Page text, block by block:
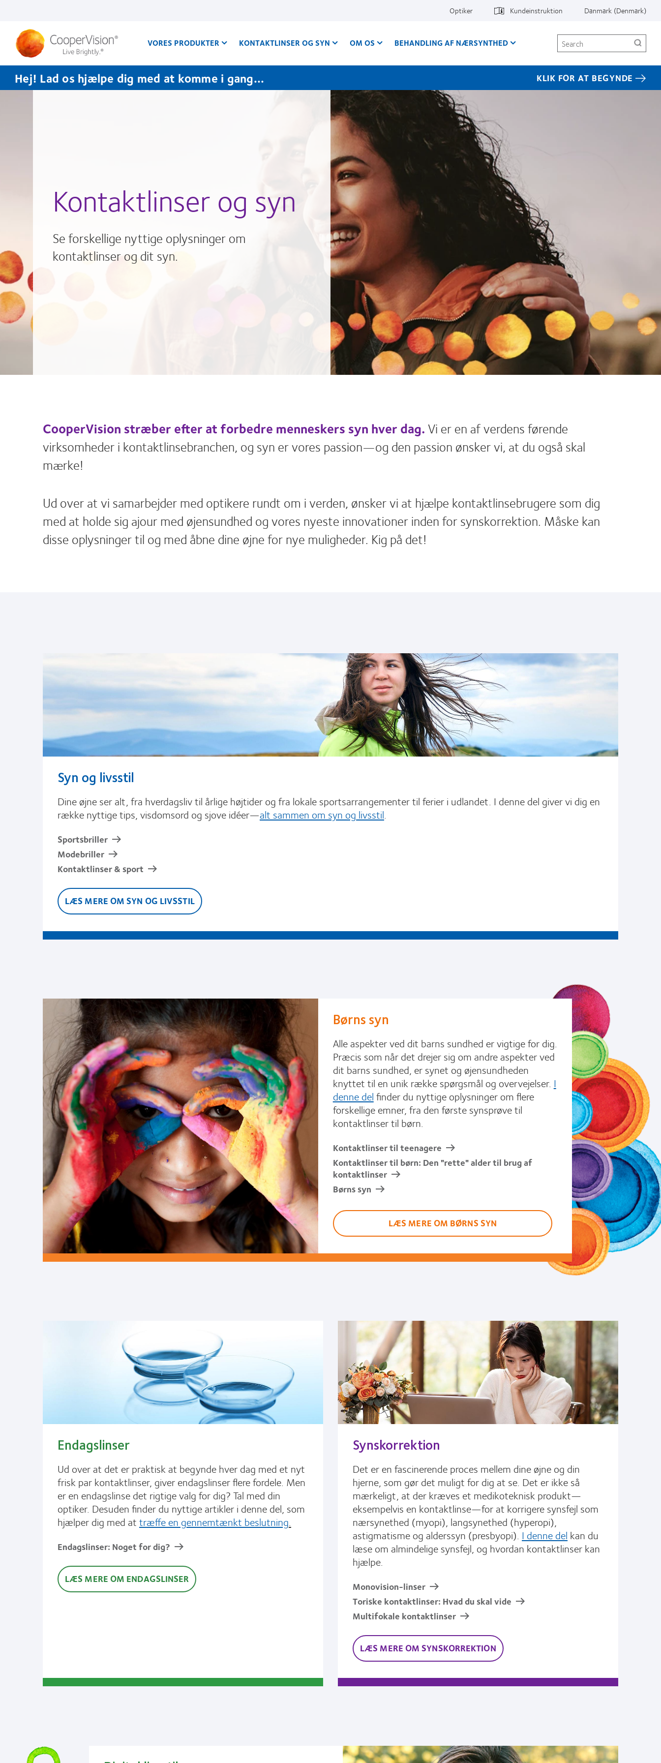
Optiker Kundeinstruktion Danmark (Denmark)
VORES PRODUKTER KONTAKTLINSER OG SYN OM OS BEHANDLING AF NÆRSYNTHED Search
Hej! Lad os hjælpe dig med at komme i gang... KLIK FOR AT BEGYNDE
Kontaktlinser og syn
Se forskellige nyttige oplysninger om
kontaktlinser og dit syn.
CooperVision stræber efter at forbedre menneskers syn hver dag.Vi er en af verdens førende
virksomheder i kontaktlinsebranchen, og syn er vores passion—og den passion ønsker vi, at du også skal
mærke!
Ud over at vi samarbejder med optikere rundt om i verden, ønsker vi at hjælpe kontaktlinsebrugere som dig
med at holde sig ajour med øjensundhed og vores nyeste innovationer inden for synskorrektion. Måske kan
disse oplysninger til og med åbne dine øjne for nye muligheder. Kig på det!
Syn og livsstil
Dine øjne ser alt, fra hverdagsliv til årlige højtider og fra lokale sportsarrangementer til ferier i udlandet. I denne del giver vi dig en
række nyttige tips, visdomsord og sjove idéer—alt sammen om syn og livsstil.
Sportsbriller
Modebriller
Kontaktlinser & sport
LÆS MERE OM SYN OG LIVSSTIL
Børns syn
Alle aspekter ved dit barns sundhed er vigtige for dig.
Præcis som når det drejer sig om andre aspekter ved
dit barns sundhed, er synet og øjensundheden
knyttet til en unik række spørgsmål og overvejelser. I
denne delfinder du nyttige oplysninger om flere
forskellige emner, fra den første synsprøve til
kontaktlinser til børn.
Kontaktlinser til teenagere
Kontaktlinser til børn: Den "rette" alder til brug af
kontaktlinser
Børns syn
LÆS MERE OM BØRNS SYN
Endagslinser
Ud over at det er praktisk at begynde hver dag med et nyt
frisk par kontaktlinser, giver endagslinser flere fordele. Men
er en endagslinse det rigtige valg for dig? Tal med din
optiker. Desuden finder du nyttige artikler i denne del, som
hjælper dig med attræffe en gennemtænkt beslutning.
Endagslinser: Noget for dig?
LÆS MERE OM ENDAGSLINSER
Synskorrektion
Det er en fascinerende proces mellem dine øjne og din
hjerne, som gør det muligt for dig at se. Det er ikke så
mærkeligt, at der kræves et medikoteknisk produkt—
eksempelvis en kontaktlinse—for at korrigere synsfejl som
nærsynethed (myopi), langsynethed (hyperopi),
astigmatisme og alderssyn (presbyopi). I denne del kan du
læse om almindelige synsfejl, og hvordan kontaktlinser kan
hjælpe.
Monovision-linser
Toriske kontaktlinser: Hvad du skal vide
Multifokale kontaktlinser
LÆS MERE OM SYNSKORREKTION